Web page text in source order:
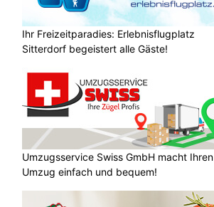
Ihr Freizeitparadies: Erlebnisflugplatz
Sitterdorf begeistert alle Gäste!
Umzugsservice Swiss GmbH macht Ihren
Umzug einfach und bequem!